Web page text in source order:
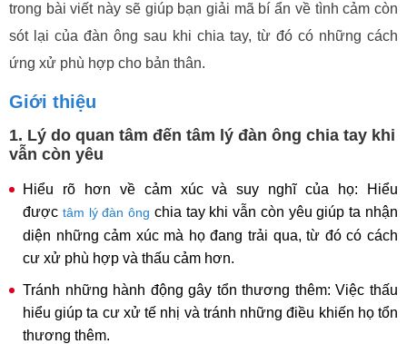
trong bài viết này sẽ giúp bạn giải mã bí ẩn về tình cảm còn
sót lại của đàn ông sau khi chia tay, từ đó có những cách
ứng xử phù hợp cho bản thân.
Giới thiệu
1. Lý do quan tâm đến tâm lý đàn ông chia tay khi
vẫn còn yêu
Hiểu rõ hơn về cảm xúc và suy nghĩ của họ: Hiểu
được tâm lý đàn ông chia tay khi vẫn còn yêu giúp ta nhận
diện những cảm xúc mà họ đang trải qua, từ đó có cách
cư xử phù hợp và thấu cảm hơn.
Tránh những hành động gây tổn thương thêm: Việc thấu
hiểu giúp ta cư xử tế nhị và tránh những điều khiến họ tổn
thương thêm.